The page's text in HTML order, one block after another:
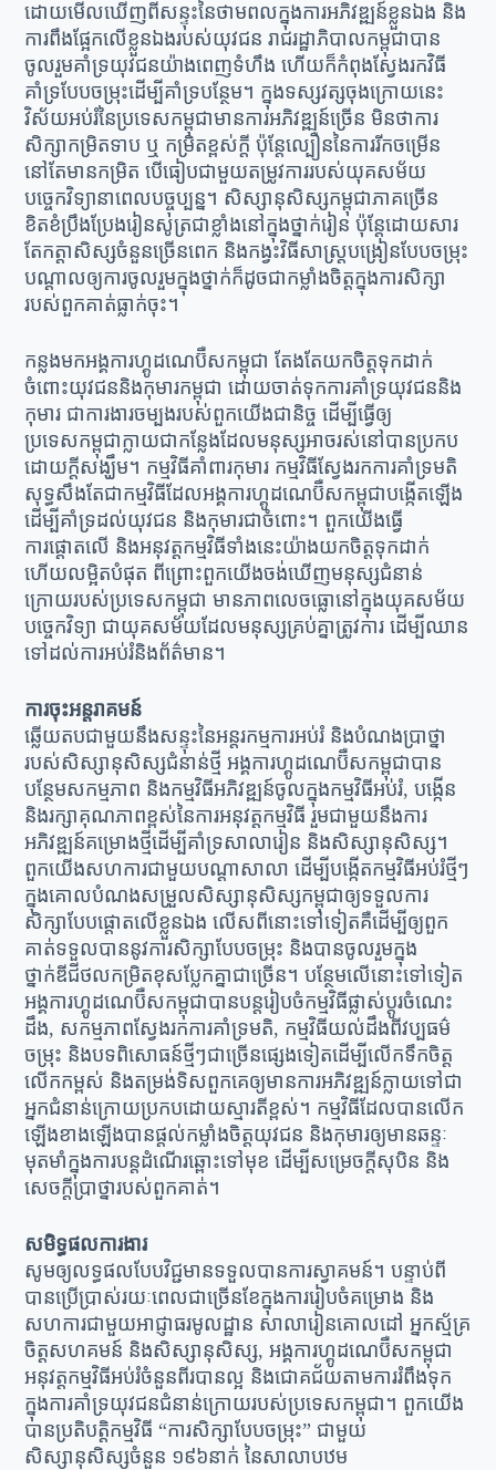
ដោយមើលឃើញពីសន្ទុះនៃថាមពលក្នុងការអភិវឌ្ឍន៍ខ្លួនឯង និង
ការពឹងផ្អែកលើខ្លួនឯងរបស់យុវជន រាជរដ្ឋាភិបាលកម្ពុជាបាន
ចូលរួមគាំទ្រយុវជនយ៉ាងពេញទំហឹង ហើយក៏កំពុងស្វែងរកវិធី
គាំទ្របែបចម្រុះដើម្បីគាំទ្របន្ថែម។ ក្នុងទស្សវត្សចុងក្រោយនេះ
វិស័យអប់រំនៃប្រទេសកម្ពុជាមានការអភិវឌ្ឍន៍ច្រើន មិនថាការ
សិក្សាកម្រិតទាប ឬ កម្រិតខ្ពស់ក្តី ប៉ុន្តែល្បឿននៃការរីកចម្រើន
នៅតែមានកម្រិត បើធៀបជាមួយតម្រូវការរបស់យុគសម័យ
បច្ចេកវិទ្យានាពេលបច្ចុប្បន្ន។ សិស្សានុសិស្សកម្ពុជាភាគច្រើន
ខិតខំប្រឹងប្រែងរៀនសូត្រជាខ្លាំងនៅក្នុងថ្នាក់រៀន ប៉ុន្តែដោយសារ
តែកត្តាសិស្សចំនួនច្រើនពេក និងកង្វះវិធីសាស្ត្របង្រៀនបែបចម្រុះ
បណ្ដាលឲ្យការចូលរួមក្នុងថ្នាក់ក៏ដូចជាកម្លាំងចិត្តក្នុងការសិក្សា
របស់ពួកគាត់ធ្លាក់ចុះ។
កន្លងមកអង្គការហ្គូដណេប៊ឺសកម្ពុជា តែងតែយកចិត្តទុកដាក់
ចំពោះយុវជននិងកុមារកម្ពុជា ដោយចាត់ទុកការគាំទ្រយុវជននិង
កុមារ ជាការងារចម្បងរបស់ពួកយើងជានិច្ច ដើម្បីធ្វើឲ្យ
ប្រទេសកម្ពុជាក្លាយជាកន្លែងដែលមនុស្សអាចរស់នៅបានប្រកប
ដោយក្តីសង្ឃឹម។ កម្មវិធីគាំពារកុមារ កម្មវិធីស្វែងរកការគាំទ្រមតិ
សុទ្ធសឹងតែជាកម្មវិធីដែលអង្គការហ្គូដណេប៊ឺសកម្ពុជាបង្កើតឡើង
ដើម្បីគាំទ្រដល់យុវជន និងកុមារជាចំពោះ។ ពួកយើងធ្វើ
ការផ្តោតលើ និងអនុវត្តកម្មវិធីទាំងនេះយ៉ាងយកចិត្តទុកដាក់
ហើយលម្អិតបំផុត ពីព្រោះពួកយើងចង់ឃើញមនុស្សជំនាន់
ក្រោយរបស់ប្រទេសកម្ពុជា មានភាពលេចធ្លោនៅក្នុងយុគសម័យ
បច្ចេកវិទ្យា ជាយុគសម័យដែលមនុស្សគ្រប់គ្នាត្រូវការ ដើម្បីឈាន
ទៅដល់ការអប់រំនិងព័ត៌មាន។
ការចុះអន្តរាគមន៍
ឆ្លើយតបជាមួយនឹងសន្ទុះនៃអន្តរកម្មការអប់រំ និងបំណងប្រាថ្នា
របស់សិស្សានុសិស្សជំនាន់ថ្មី អង្គការហ្គូដណេប៊ឺសកម្ពុជាបាន
បន្ថែមសកម្មភាព និងកម្មវិធីអភិវឌ្ឍន៍ចូលក្នុងកម្មវិធីអប់រំ, បង្កើន
និងរក្សាគុណភាពខ្ពស់នៃការអនុវត្តកម្មវិធី រួមជាមួយនឹងការ
អភិវឌ្ឍន៍គម្រោងថ្មីដើម្បីគាំទ្រសាលារៀន និងសិស្សានុសិស្ស។
ពួកយើងសហការជាមួយបណ្តាសាលា ដើម្បីបង្កើតកម្មវិធីអប់រំថ្មីៗ
ក្នុងគោលបំណងសម្រួលសិស្សានុសិស្សកម្ពុជាឲ្យទទួលការ
សិក្សាបែបផ្តោតលើខ្លួនឯង លើសពីនោះទៅទៀតគឺដើម្បីឲ្យពួក
គាត់ទទួលបាននូវការសិក្សាបែបចម្រុះ និងបានចូលរួមក្នុង
ថ្នាក់ឌីជីថលកម្រិតខុសប្លែកគ្នាជាច្រើន។ បន្ថែមលើនោះទៅទៀត
អង្គការហ្គូដណេប៊ឺសកម្ពុជាបានបន្តរៀបចំកម្មវិធីផ្លាស់ប្តូរចំណេះ
ដឹង, សកម្មភាពស្វែងរកការគាំទ្រមតិ, កម្មវិធីយល់ដឹងពីវប្បធម៌
ចម្រុះ និងបទពិសោធន៍ថ្មីៗជាច្រើនផ្សេងទៀតដើម្បីលើកទឹកចិត្ត
លើកកម្ពស់ និងតម្រង់ទិសពួកគេឲ្យមានការអភិវឌ្ឍន៍ក្លាយទៅជា
អ្នកជំនាន់ក្រោយប្រកបដោយស្មារតីខ្ពស់។ កម្មវិធីដែលបានលើក
ឡើងខាងឡើងបានផ្តល់កម្លាំងចិត្តយុវជន និងកុមារឲ្យមានឆន្ទៈ
មុតមាំក្នុងការបន្តដំណើរឆ្ពោះទៅមុខ ដើម្បីសម្រេចក្តីសុបិន និង
សេចក្តីប្រាថ្នារបស់ពួកគាត់។
សមិទ្ធផលការងារ
សូមឲ្យលទ្ធផលបែបវិជ្ជមានទទួលបានការស្វាគមន៍។ បន្ទាប់ពី
បានប្រើប្រាស់រយៈពេលជាច្រើនខែក្នុងការរៀបចំគម្រោង និង
សហការជាមួយអាជ្ញាធរមូលដ្ឋាន សាលារៀនគោលដៅ អ្នកស្ម័គ្រ
ចិត្តសហគមន៍ និងសិស្សានុសិស្ស, អង្គការហ្គូដណេប៊ឺសកម្ពុជា
អនុវត្តកម្មវិធីអប់រំចំនួនពីរបានល្អ និងជោគជ័យតាមការរំពឹងទុក
ក្នុងការគាំទ្រយុវជនជំនាន់ក្រោយរបស់ប្រទេសកម្ពុជា។ ពួកយើង
បានប្រតិបត្តិកម្មវិធី “ការសិក្សាបែបចម្រុះ” ជាមួយ
សិស្សានុសិស្សចំនួន ១៩៦នាក់ នៃសាលាបឋម